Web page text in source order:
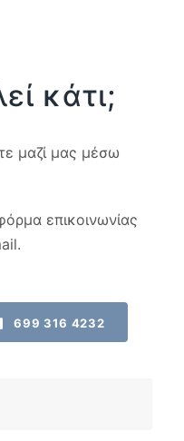
κάτι;
μαζί μας μέσω
επικοινωνίας
699 316 4232